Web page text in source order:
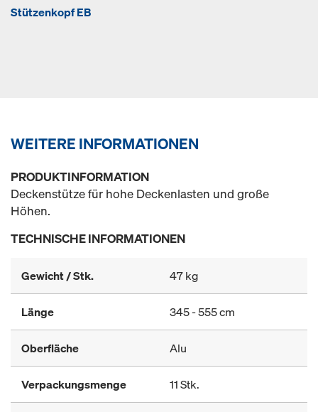
Stützenkopf EB
WEITERE INFORMATIONEN
PRODUKTINFORMATION
Deckenstütze für hohe Deckenlasten und große
Höhen.
TECHNISCHE INFORMATIONEN
Gewicht / Stk. 47 kg
Länge 345 - 555 cm
Oberfläche Alu
Verpackungsmenge 11 Stk.